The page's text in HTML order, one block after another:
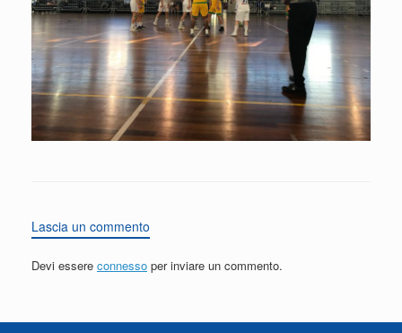
Lascia un commento
Devi essere connesso per inviare un commento.